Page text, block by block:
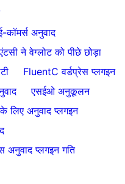
कॉमर्स अनुवाद
ने वेग्लोट को पीछे छोड़ा
FluentC वर्डप्रेस प्लगइन
एसईओ अनुकूलन
लिए अनुवाद प्लगइन
अनुवाद प्लगइन गति